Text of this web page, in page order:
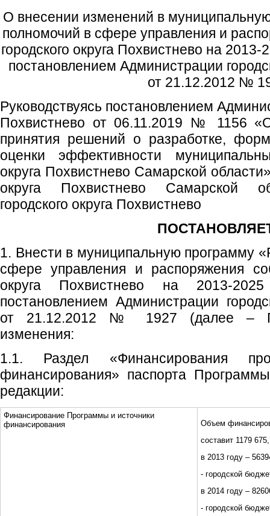
О внесении изменений в
полномочий в сфере управления и
городского округа Похвистнево на
постановлением Администрации
от 21.12.2012 №
Руководствуясь постановлением
Похвистнево от 06.11.2019 № 1156
принятия решений о разработке,
оценки эффективности
округа Похвистнево Самарской
округа Похвистнево Самарской
городского округа Похвистнево
1. Внести в муниципальную программу
сфере управления и распоряжения
округа Похвистнево на 2013-
постановлением Администрации
от 21.12.2012 № 1927 (далее –
изменения:
1.1. Раздел «Финансирования
финансирования» паспорта
редакции:
Финансирование Программы и источники
финансирования
Объем
составит 1179
в 2013 году –
- городской
в 2014 году –
- городской